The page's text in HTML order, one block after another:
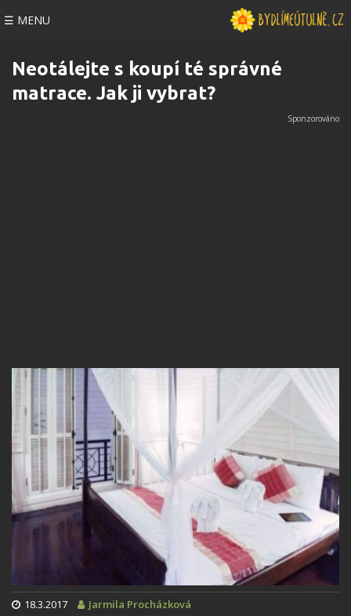
☰ MENU
Neotálejte s koupí té správné
matrace. Jak ji vybrat?
18.3.2017 Jarmila Procházková